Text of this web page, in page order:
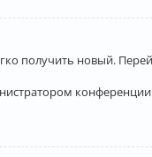
получить новый.